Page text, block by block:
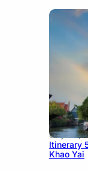
July 20,
Itinerary
Khao Yai